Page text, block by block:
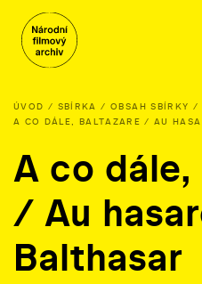
ÚVOD SBÍRKA OBSAH SBÍRKY
A CO DÁLE, BALTAZARE / AU
A co
/ Au
Balthasar